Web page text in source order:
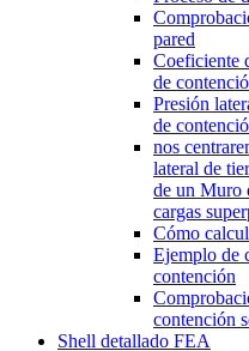
pared
Coeficiente
de
Presión
de
nos
lateral de
de un Muro
cargas
Cómo
Ejemplo de
contención
contención
Shell detallado FEA